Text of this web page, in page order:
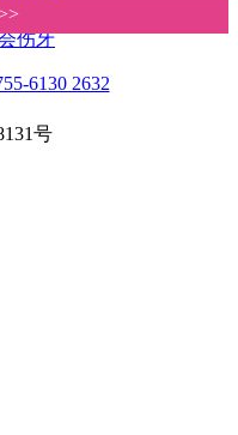
明细
伤牙
6130 2632
号